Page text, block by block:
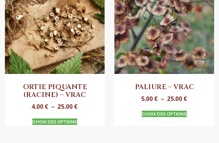
ORTIE PIQUANTE
(RACINE) – VRAC
4.00 € – 25.00 €
CHOIX DES OPTIONS
PALIURE – VRAC
5.00 € – 25.00 €
CHOIX DES OPTIONS